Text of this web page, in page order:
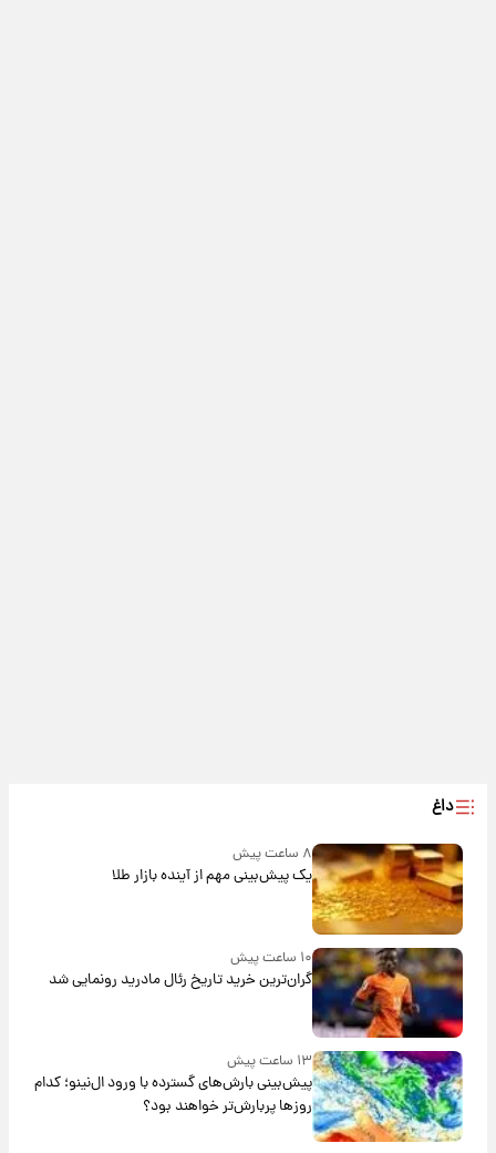
داغ
۸ ساعت پیش
یک پیش‌بینی مهم از آینده بازار طلا
۱۰ ساعت پیش
گران‌ترین خرید تاریخ رئال مادرید رونمایی شد
۱۳ ساعت پیش
پیش‌بینی بارش‌های گسترده با ورود ال‌نینو؛ کدام
روزها پربارش‌تر خواهند بود؟